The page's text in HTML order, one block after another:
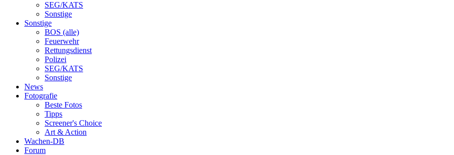
SEG/KATS
Sonstige
Sonstige
BOS (alle)
Feuerwehr
Rettungsdienst
Polizei
SEG/KATS
Sonstige
News
Fotografie
Beste Fotos
Tipps
Screener's Choice
Art & Action
Wachen-DB
Forum